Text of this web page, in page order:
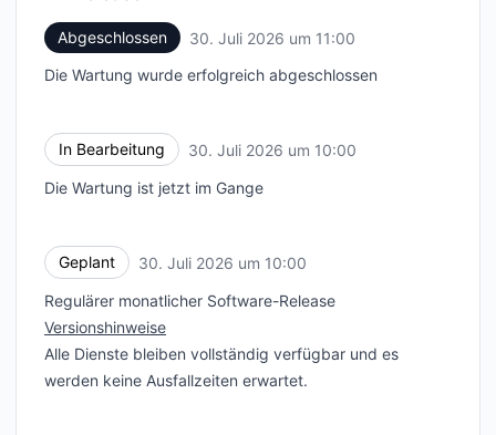
Abgeschlossen 30. Juli 2026 um 11:00
Die Wartung wurde erfolgreich abgeschlossen
In Bearbeitung 30. Juli 2026 um 10:00
Die Wartung ist jetzt im Gange
Geplant 30. Juli 2026 um 10:00
Regulärer monatlicher Software-Release
Versionshinweise
Alle Dienste bleiben vollständig verfügbar und es
werden keine Ausfallzeiten erwartet.